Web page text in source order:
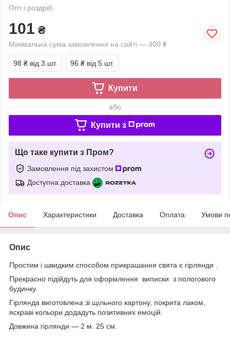
Опт і роздріб
101 ₴
Мінімальна сума замовлення на сайті — 400 ₴
98 ₴ від 3 шт. 96 ₴ від 5 шт.
Купити
або
Купити з
Що таке купити з Пром?
Замовлення під захистом
Доступна доставка
Опис Характеристики Доставка Оплата Умови
Опис
Простим і швидким способом прикрашання свята є гірлянди .
Прекрасно підійдуть для оформлення виписки з пологового
будинку.
Гірлянда виготовлена зі щільного картону, покрита лаком,
яскраві кольори додадуть позитивних емоцій.
Довжина гірлянди — 2 м. 25 см.